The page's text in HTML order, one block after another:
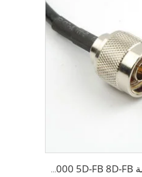
تصنيع محترف للكابلات المتماسة ALSR200 ALSR300 ALSR400 ALSR6000 5D-FB 8D-FB لنظام الهوائي